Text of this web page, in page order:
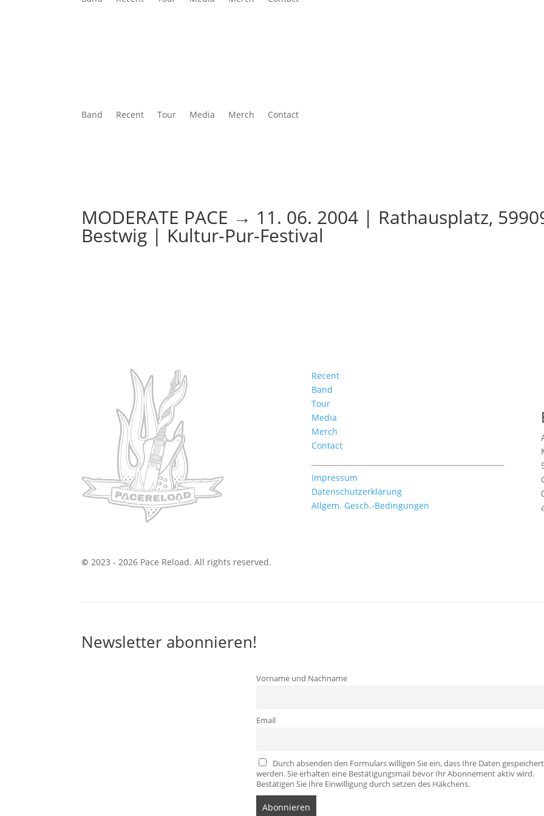
Band Recent Tour Media Merch Contact
MODERATE PACE → 11. 06. 2004 | Rathausplatz,
Bestwig | Kultur-Pur-Festival
Recent
Band
Tour
Media
Merch
Contact
Impressum
Datenschutzerklärung
Allgem. Gesch.-Bedingungen
©2023 - 2026 Pace Reload. All rights reserved.
Newsletter abonnieren!
Vorname und Nachname
Email
Durch absenden den Formulars willigen Sie ein, dass Ihre Daten gespeichert
werden. Sie erhalten eine Bestätigungsmail bevor Ihr Abonnement aktiv wird.
Bestätigen Sie Ihre Einwilligung durch setzen des Häkchens.